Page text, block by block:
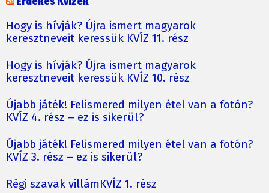
Hogy is hívják? Újra ismert magyarok
keresztneveit keressük KVÍZ 11. rész
Hogy is hívják? Újra ismert magyarok
keresztneveit keressük KVÍZ 10. rész
Újabb játék! Felismered milyen étel van a fotón?
KVÍZ 4. rész – ez is sikerül?
Újabb játék! Felismered milyen étel van a fotón?
KVÍZ 3. rész – ez is sikerül?
Régi szavak villámKVÍZ 1. rész